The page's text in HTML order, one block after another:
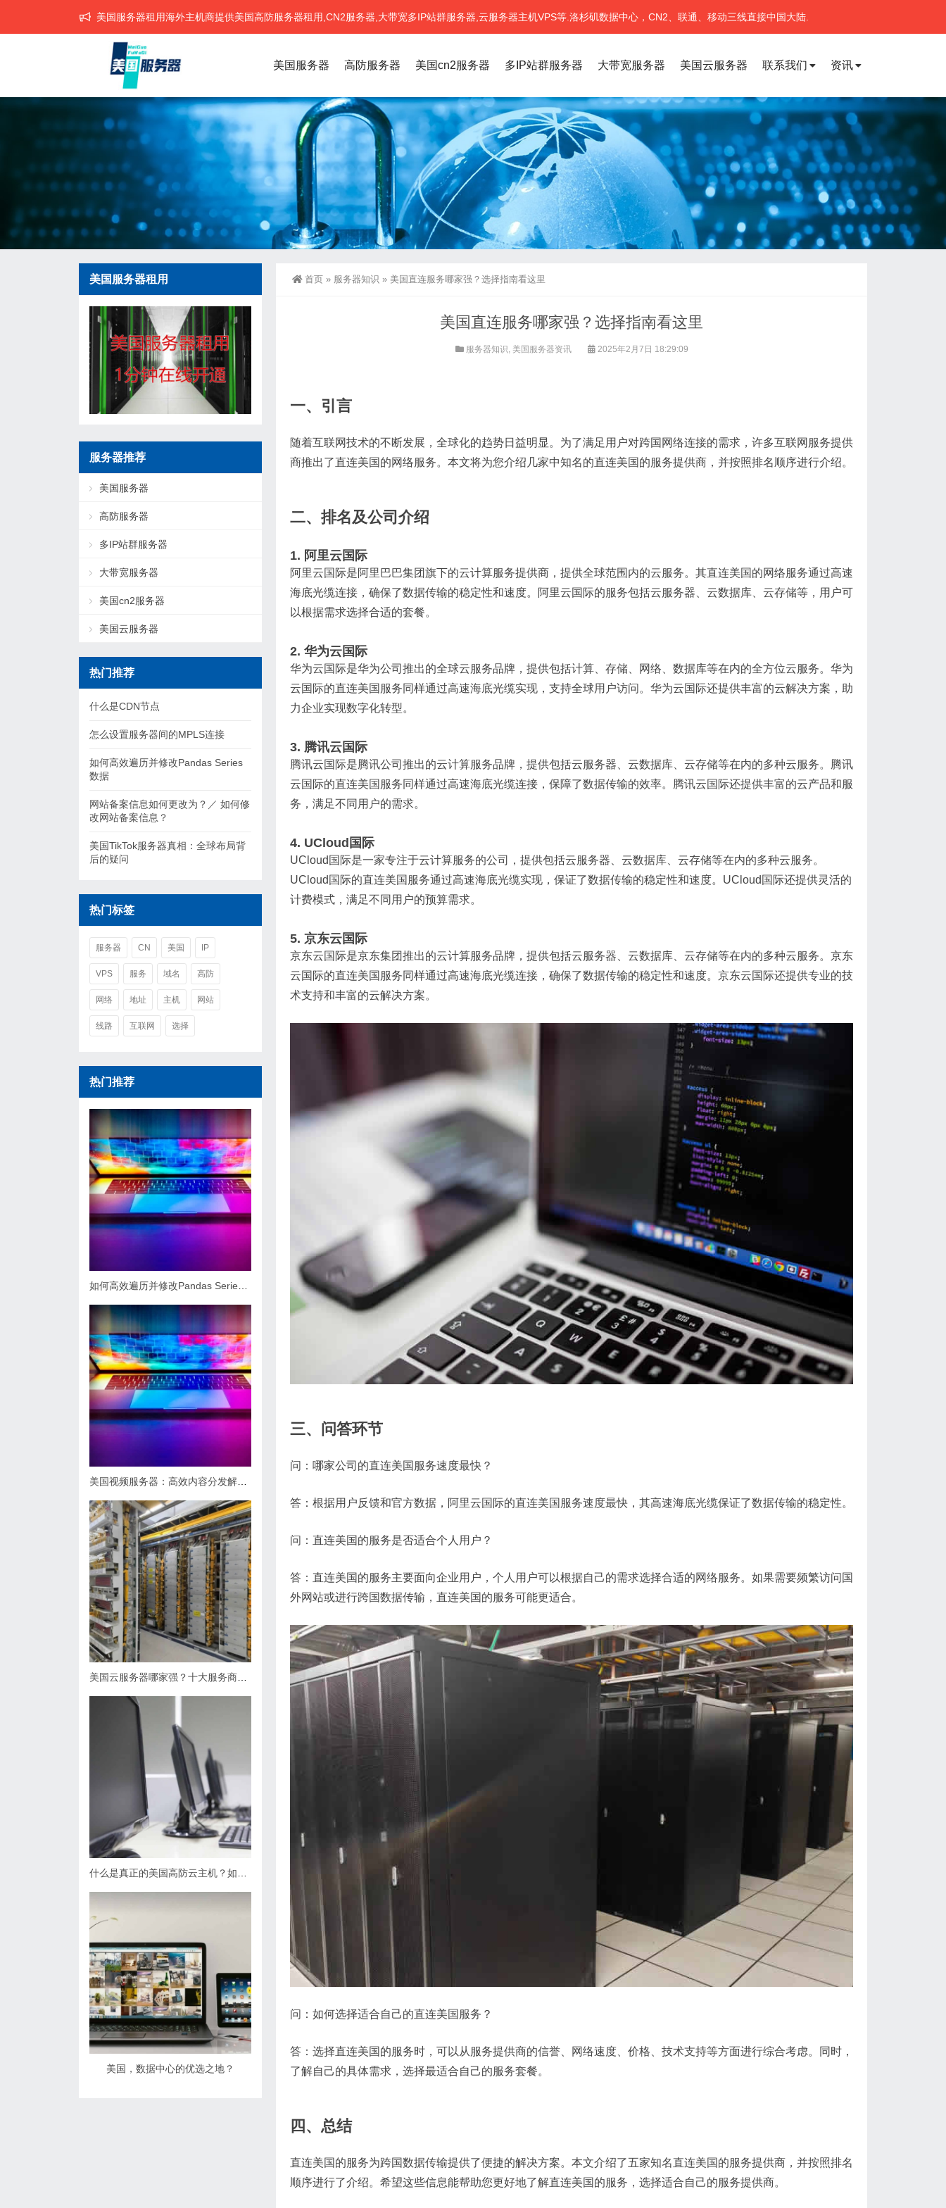
美国服务器租用海外主机商提供美国高防服务器租用,CN2服务器,大带宽多IP站群服务器,云服务器主机VPS等.洛杉矶数据中心，CN2、联通、移动三线直接中国大陆.
美国服务器 高防服务器 美国cn2服务器 多IP站群服务器 大带宽服务器 美国云服务器 联系我们 资讯
首页 » 服务器知识 » 美国直连服务哪家强？选择指南看这里
美国直连服务哪家强？选择指南看这里
服务器知识 美国服务器资讯 2025年2月7日 18:29:09
一、引言
随着互联网技术的不断发展，全球化的趋势日益明显。为了满足用户对跨国网络连接的需求，许多互联网服务提供
商推出了直连美国的网络服务。本文将为您介绍几家中知名的直连美国的服务提供商，并按照排名顺序进行介绍。
二、排名及公司介绍
1. 阿里云国际
阿里云国际是阿里巴巴集团旗下的云计算服务提供商，提供全球范围内的云服务。其直连美国的网络服务通过高速
海底光缆连接，确保了数据传输的稳定性和速度。阿里云国际的服务包括云服务器、云数据库、云存储等，用户可
以根据需求选择合适的套餐。
2. 华为云国际
华为云国际是华为公司推出的全球云服务品牌，提供包括计算、存储、网络、数据库等在内的全方位云服务。华为
云国际的直连美国服务同样通过高速海底光缆实现，支持全球用户访问。华为云国际还提供丰富的云解决方案，助
力企业实现数字化转型。
3. 腾讯云国际
腾讯云国际是腾讯公司推出的云计算服务品牌，提供包括云服务器、云数据库、云存储等在内的多种云服务。腾讯
云国际的直连美国服务同样通过高速海底光缆连接，保障了数据传输的效率。腾讯云国际还提供丰富的云产品和服
务，满足不同用户的需求。
4. UCloud国际
UCloud国际是一家专注于云计算服务的公司，提供包括云服务器、云数据库、云存储等在内的多种云服务。
UCloud国际的直连美国服务通过高速海底光缆实现，保证了数据传输的稳定性和速度。UCloud国际还提供灵活的
计费模式，满足不同用户的预算需求。
5. 京东云国际
京东云国际是京东集团推出的云计算服务品牌，提供包括云服务器、云数据库、云存储等在内的多种云服务。京东
云国际的直连美国服务同样通过高速海底光缆连接，确保了数据传输的稳定性和速度。京东云国际还提供专业的技
术支持和丰富的云解决方案。
三、问答环节
问： 哪家公司的直连美国服务速度最快？
答：根据用户反馈和官方数据，阿里云国际的直连美国服务速度最快，其高速海底光缆保证了数据传输的稳定性。
问： 直连美国的服务是否适合个人用户？
答：直连美国的服务主要面向企业用户，个人用户可以根据自己的需求选择合适的网络服务。如果需要频繁访问国
外网站或进行跨国数据传输，直连美国的服务可能更适合。
问： 如何选择适合自己的直连美国服务？
答：选择直连美国的服务时，可以从服务提供商的信誉、网络速度、价格、技术支持等方面进行综合考虑。同时，
了解自己的具体需求，选择最适合自己的服务套餐。
四、总结
直连美国的服务为跨国数据传输提供了便捷的解决方案。本文介绍了五家知名直连美国的服务提供商，并按照排名
顺序进行了介绍。希望这些信息能帮助您更好地了解直连美国的服务，选择适合自己的服务提供商。
美国服务器租用
服务器推荐
美国服务器
高防服务器
多IP站群服务器
大带宽服务器
美国cn2服务器
美国云服务器
热门推荐
什么是CDN节点
怎么设置服务器间的MPLS连接
如何高效遍历并修改Pandas Series
数据
网站备案信息如何更改为？／ 如何修
改网站备案信息？
美国TikTok服务器真相：全球布局背
后的疑问
热门标签
服务器 CN 美国 IP
VPS 服务 域名 高防
网络 地址 主机 网站
线路 互联网 选择
热门推荐
美国，数据中心的优选之地？